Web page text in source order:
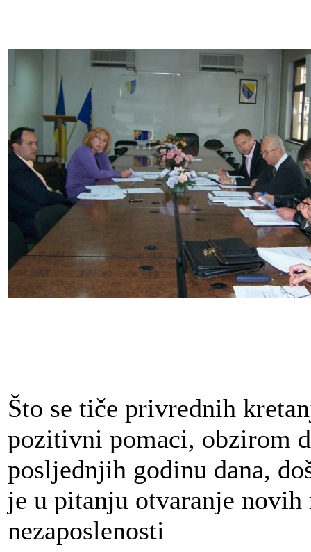
Što se tiče privrednih
pozitivni pomaci, obzirom
posljednjih godinu dana,
je u pitanju otvaranje
nezaposlenosti